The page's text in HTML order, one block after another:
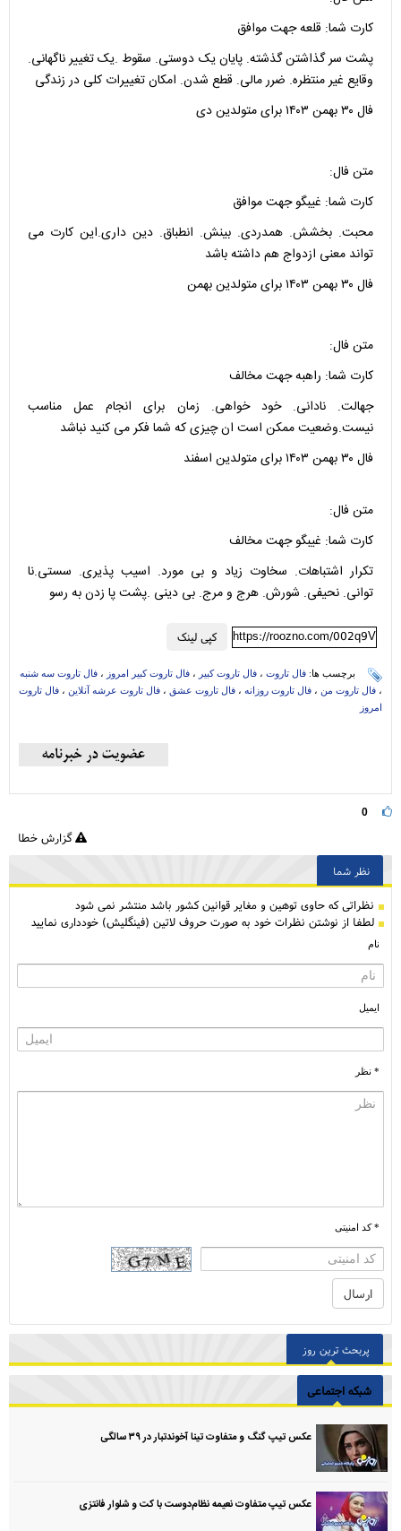
کارت شما: قلعه جهت موافق
پشت سر گذاشتن گذشته. پایان یک دوستی. سقوط .یک تغییر ناگهانی.
وقایع غیر منتظره. ضرر مالی. قطع شدن. امکان تغییرات کلی در زندگی
فال ۳۰ بهمن ۱۴۰۳ برای متولدین دی
متن فال:
کارت شما: غیبگو جهت موافق
محبت. بخشش. همدردی. بینش. انطباق. دین داری.این کارت می
تواند معنی ازدواج هم داشته باشد
فال ۳۰ بهمن ۱۴۰۳ برای متولدین بهمن
متن فال:
کارت شما: راهبه جهت مخالف
جهالت. نادانی. خود خواهی. زمان برای انجام عمل مناسب
نیست.وضعیت ممکن است ان چیزی که شما فکر می کنید نباشد
فال ۳۰ بهمن ۱۴۰۳ برای متولدین اسفند
متن فال:
کارت شما: غیبگو جهت مخالف
تکرار اشتباهات. سخاوت زیاد و بی مورد. اسیب پذیری. سستی.نا
توانی. نحیفی. شورش. هرج و مرج. بی دینی .پشت پا زدن به رسو
کپی لینک https://roozno.com/002q9V
برچسب ها: فال تاروت ، فال تاروت کبیر ، فال تاروت کبیر امروز ، فال تاروت سه شنبه
، فال تاروت من ، فال تاروت روزانه ، فال تاروت عشق ، فال تاروت عرشه آنلاین ، فال تاروت
امروز
0
گزارش خطا
نظر شما
نظراتی كه حاوی توهین و مغایر قوانین کشور باشد منتشر نمی شود
لطفا از نوشتن نظرات خود به صورت حروف لاتین (فینگلیش) خودداری نمایید
نام
ایمیل
* نظر
* کد امنیتی
پربحث ترین روز
شبکه اجتماعی
عکس تیپ گنگ و متفاوت تینا آخوندتبار در ۳۹ سالگی
عکس تیپ متفاوت نعیمه نظام‌دوست با کت و شلوار فانتزی